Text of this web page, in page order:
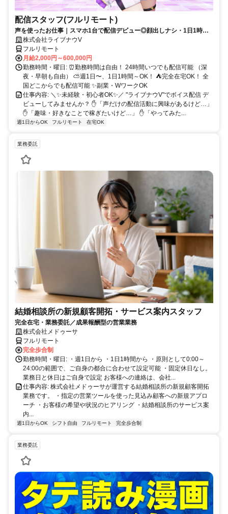
配信スタッフ(フルリモート)
声を使ったお仕事｜スマホ1台で配信デビュー◎顔出しナシ・1日1時間
～OK♪
株式会社ライブナウV
フルリモート
月給2,000円～600,000円
勤務時間・曜日: ⏰勤務時間は自由！ 24時間いつでも配信可能 （深
夜・早朝も自由） ⛅週1日〜、1日1時間～OK！ ⛺完全在宅OK！ 全
国どこからでも配信可能 ✨副業・WワークOK
仕事内容: ＼✨未経験・初心者OK✨／ "ライブナウV"でボイス配信 デ
ビューしてみませんか？ ✋「声だけの配信活動に興味があるけど…」
✋「趣味・好きなことで稼ぎたいけど…」 ✋「やってみた...
週1日からOK フルリモート 在宅OK
業務委託
結婚相談所の新規顧客開拓・サービス案内スタッフ
完全在宅・業務委託／成果報酬型の営業業務
株式会社メドゥーサ
フルリモート
完全歩合制
勤務時間・曜日: ・週1日から ・1日1時間から ・原則として0:00～
24:00の範囲で、ご自身の都合に合わせて設定可能 ・固定休日なし。
業務日と休日はご自身で設定 お客様への連絡は、会社...
仕事内容: 株式会社メドゥーサが運営する結婚相談所の新規顧客開拓
業務です。 ・指定の営業ツールを使った見込み顧客への新規アプロ
ーチ ・お客様の希望や状況のヒアリング ・結婚相談所のサービス案
内...
週1日からOK シフト自由 フルリモート 完全歩合制
業務委託